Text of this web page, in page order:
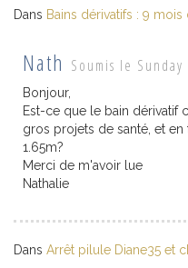
Dans Bains dérivatifs : 9
Nath Soumis le
Bonjour,
Est-ce que le bain dérivatif
gros projets de santé, et
1.65m?
Merci de m'avoir lue
Nathalie
Dans Arrêt pilule Diane35 et